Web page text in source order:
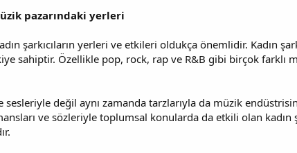
pazarındaki yerleri
şarkıcıların yerleri ve etkileri oldukça önemlidir. Kadın
sahiptir. Özellikle pop, rock, rap ve R&B gibi birçok farklı
sesleriyle değil aynı zamanda tarzlarıyla da müzik
ve sözleriyle toplumsal konularda da etkili olan kadın